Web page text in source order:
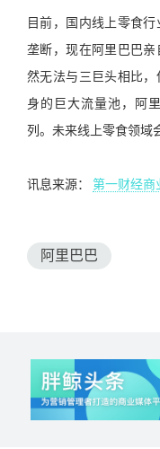
目前，国内线上零食
垄断，现在阿里巴巴
然无法与三巨头相比
身的巨大流量池，阿
列。未来线上零食领域
讯息来源： 第一财经商
阿里巴巴